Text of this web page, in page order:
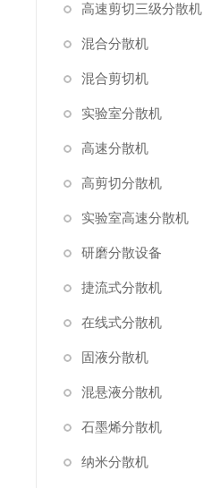
高速剪切三级分散机
混合分散机
混合剪切机
实验室分散机
高速分散机
高剪切分散机
实验室高速分散机
研磨分散设备
捷流式分散机
在线式分散机
固液分散机
混悬液分散机
石墨烯分散机
纳米分散机